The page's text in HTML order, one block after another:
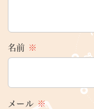
名前 ※
メール ※